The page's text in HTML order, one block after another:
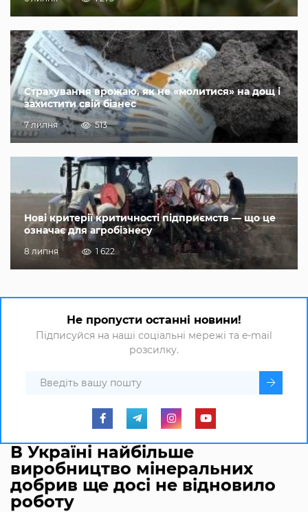
Страхування врожаю, як не «молитися» на дощ і
захистити свій бізнес
7 липня 513
Нові критерії критичності підприємств — що це
означає для агробізнесу
8 липня 1 622
Не пропусти останні новини!
Підписуйся на наші соціальні мережі та e-mail
розсилку.
В Україні найбільше
виробництво мінеральних
добрив ще досі не відновило
роботу